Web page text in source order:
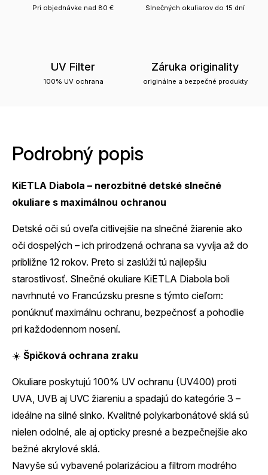
Pri objednávke nad 80 € Slnečných okuliarov do 15 dní
UV Filter
100% UV ochrana
Záruka originality
originálne a bezpečné produkty
Podrobný popis
KiETLA Diabola – nerozbitné detské slnečné
okuliare s maximálnou ochranou
Detské oči sú oveľa citlivejšie na slnečné žiarenie ako
oči dospelých – ich prirodzená ochrana sa vyvíja až do
približne 12 rokov. Preto si zaslúži tú najlepšiu
starostlivosť. Slnečné okuliare KiETLA Diabola boli
navrhnuté vo Francúzsku presne s týmto cieľom:
ponúknuť maximálnu ochranu, bezpečnosť a pohodlie
pri každodennom nosení.
☀️ Špičková ochrana zraku
Okuliare poskytujú 100% UV ochranu (UV400) proti
UVA, UVB aj UVC žiareniu a spadajú do kategórie 3 –
ideálne na silné slnko. Kvalitné polykarbonátové sklá sú
nielen odolné, ale aj opticky presné a bezpečnejšie ako
bežné akrylové sklá.
Navyše sú vybavené polarizáciou a filtrom modrého